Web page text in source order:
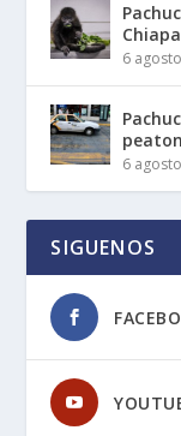
6
6
SIGUENOS